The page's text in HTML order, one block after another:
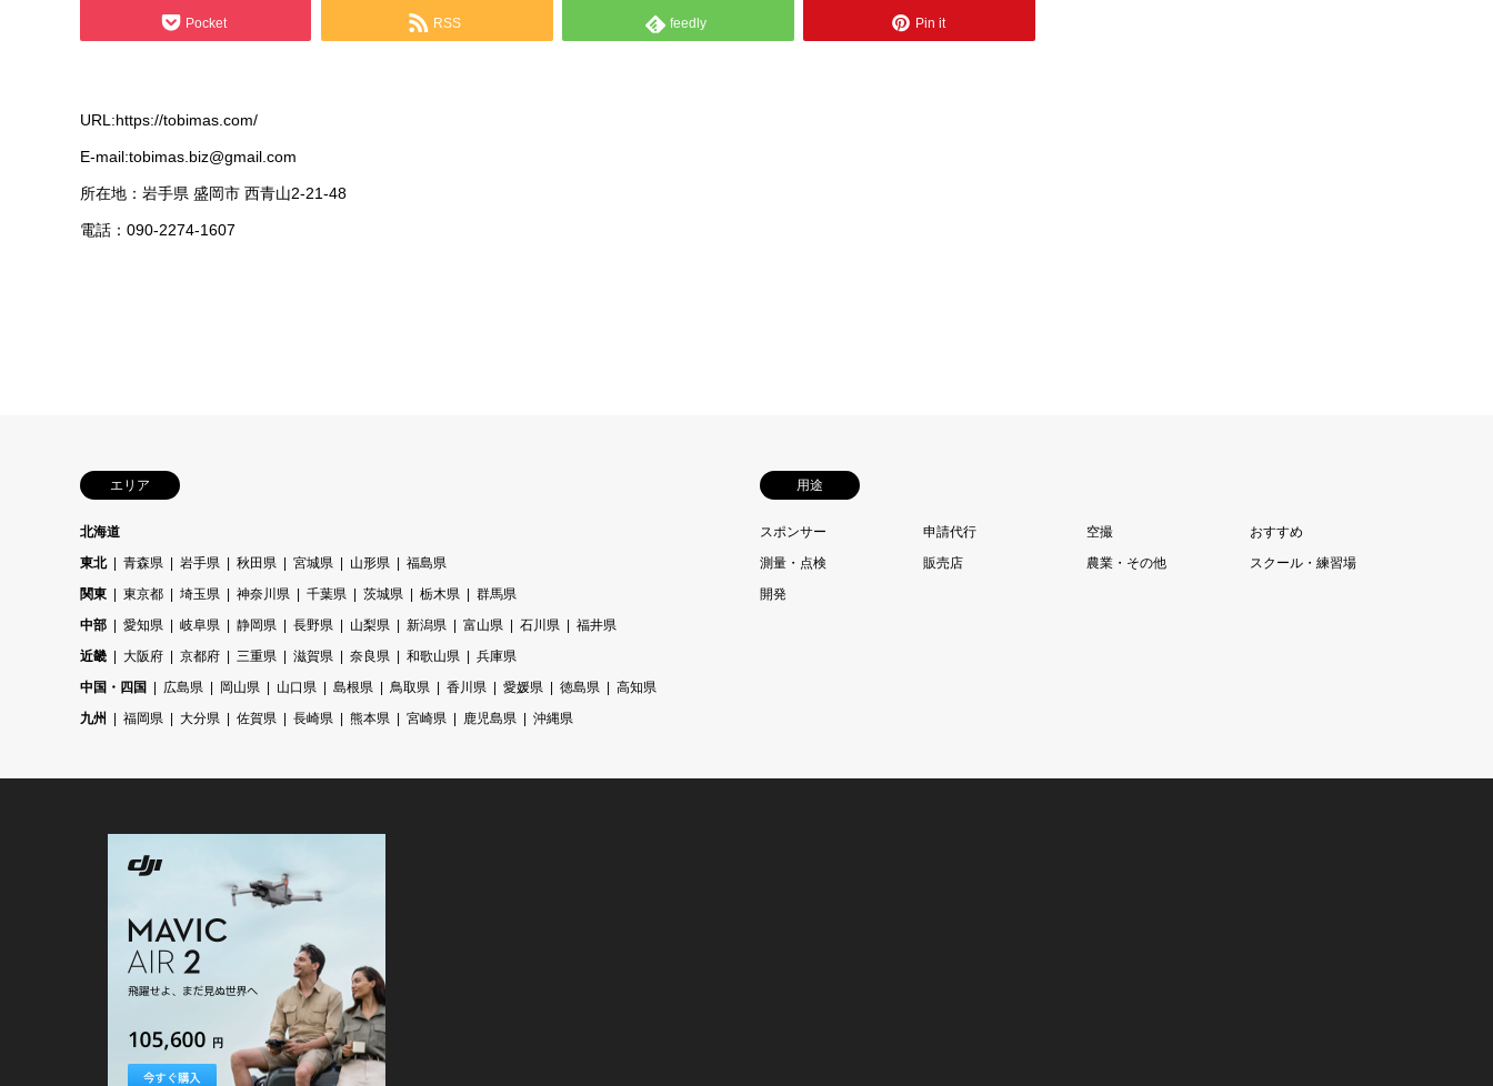
Pocket RSS feedly Pin it
URL:https://tobimas.com/
E-mail:tobimas.biz@gmail.com
所在地：岩手県 盛岡市 西青山2-21-48
電話：090-2274-1607
エリア
北海道
東北
青森県 岩手県 秋田県 宮城県 山形県
福島県
関東
東京都 埼玉県 神奈川県 千葉県 茨城県 栃木県
群馬県
中部
愛知県 岐阜県 静岡県 長野県 山梨県 新潟県 富山県 石川県
福井県
近畿
大阪府 京都府 三重県 滋賀県 奈良県 和歌山県
兵庫県
中国・四国
広島県 岡山県 山口県 島根県 鳥取県 香川県 愛媛県 徳島県
高知県
九州
福岡県 大分県 佐賀県 長崎県 熊本県 宮崎県 鹿児島県 沖縄県
用途
スポンサー 申請代行 空撮
おすすめ
測量・点検
販売店 農業・その他
スクール・練習場
開発